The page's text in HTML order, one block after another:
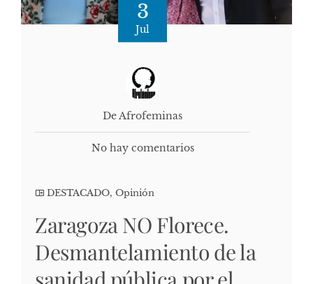
3
Jul
De Afrofeminas
No hay comentarios
DESTACADO, Opinión
Zaragoza NO Florece.
Desmantelamiento de la